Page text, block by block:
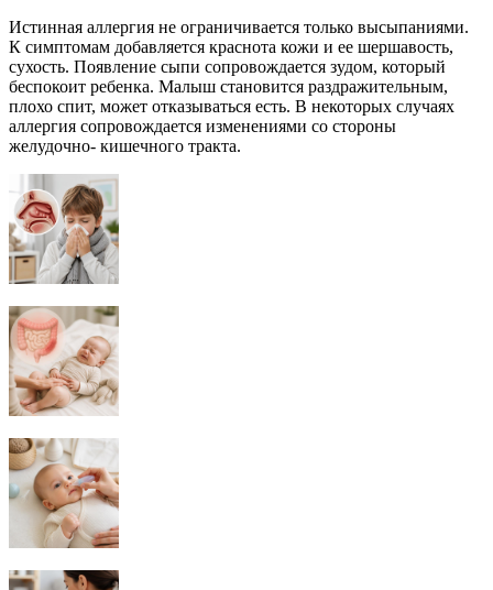
Истинная аллергия не ограничивается только высыпаниями.
К симптомам добавляется краснота кожи и ее шершавость,
сухость. Появление сыпи сопровождается зудом, который
беспокоит ребенка. Малыш становится раздражительным,
плохо спит, может отказываться есть. В некоторых случаях
аллергия сопровождается изменениями со стороны
желудочно- кишечного тракта.